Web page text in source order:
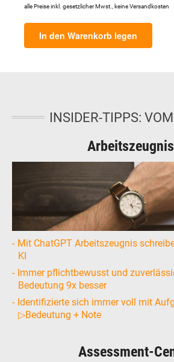
alle Preise inkl. gesetzlicher Mwst., keine Versandkosten
In den Warenkorb legen
INSIDER-TIPPS:
Arbeitszeugnis
Mit ChatGPT Arbeitszeugnis
KI
Immer pflichtbewusst und
Bedeutung 9x besser
Identifizierte sich immer voll mit
▷Bedeutung + Note
Assessment-